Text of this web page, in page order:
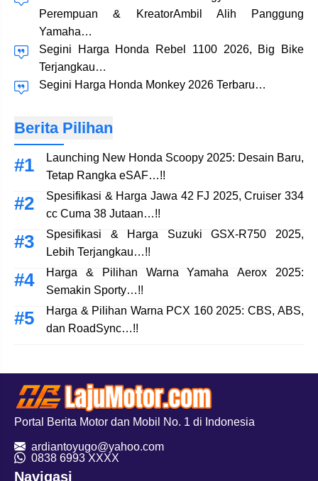
Perempuan & KreatorAmbil Alih Panggung
Yamaha…
Segini Harga Honda Rebel 1100 2026, Big Bike
Terjangkau…
Segini Harga Honda Monkey 2026 Terbaru…
Berita Pilihan
Launching New Honda Scoopy 2025: Desain Baru,
Tetap Rangka eSAF…!!
Spesifikasi & Harga Jawa 42 FJ 2025, Cruiser 334
cc Cuma 38 Jutaan…!!
Spesifikasi & Harga Suzuki GSX-R750 2025,
Lebih Terjangkau…!!
Harga & Pilihan Warna Yamaha Aerox 2025:
Semakin Sporty…!!
Harga & Pilihan Warna PCX 160 2025: CBS, ABS,
dan RoadSync…!!
Portal Berita Motor dan Mobil No. 1 di Indonesia
ardiantoyugo@yahoo.com
0838 6993 XXXX
Navigasi